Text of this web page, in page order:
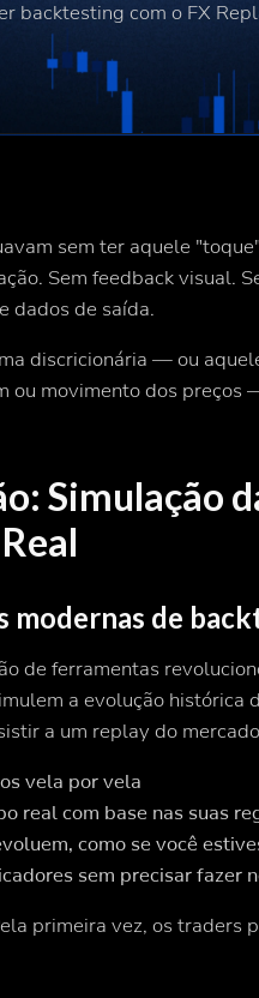
backtesting com o FX
sem ter aquele
Sem feedback visual.
dados de saída.
discricionária — ou
ou movimento dos preços
Simulação
modernas de
de ferramentas
a evolução histórica
a um replay do
vela por vela
real com base nas suas
como se você
sem precisar fazer
primeira vez, os traders